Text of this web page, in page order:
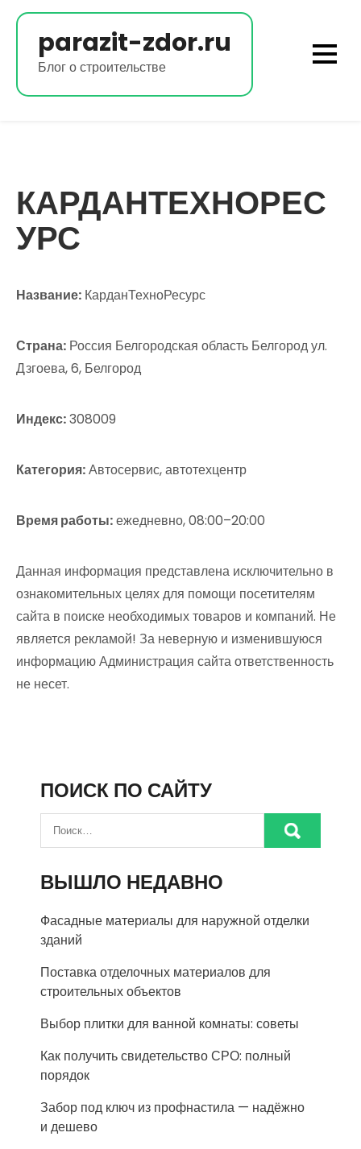
Перейти
содержимомуparazit-zdor.ru
Блог о строительстве
КАРДАНТЕХНОРЕС
УРС
Название: КарданТехноРесурс
Страна: Россия Белгородская область Белгород ул.
Дзгоева, 6, Белгород
Индекс:308009
Категория:Автосервис, автотехцентр
Время работы:ежедневно, 08:00–20:00
Данная информация представлена исключительно в
ознакомительных целях для помощи посетителям
сайта в поиске необходимых товаров и компаний. Не
является рекламой! За неверную и изменившуюся
информацию Администрация сайта ответственность
не несет.
ПОИСК ПО САЙТУ
ВЫШЛО НЕДАВНО
Фасадные материалы для наружной отделки
зданий
Поставка отделочных материалов для
строительных объектов
Выбор плитки для ванной комнаты: советы
Как получить свидетельство СРО: полный
порядок
Забор под ключ из профнастила — надёжно
и дешево